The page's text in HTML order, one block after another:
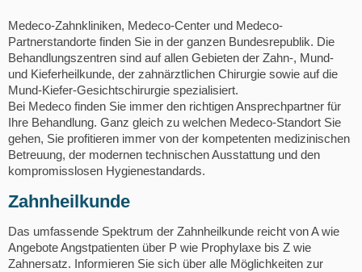
Medeco-Zahnkliniken, Medeco-Center und Medeco-
Partnerstandorte finden Sie in der ganzen Bundesrepublik. Die
Behandlungszentren sind auf allen Gebieten der Zahn-, Mund-
und Kieferheilkunde, der zahnärztlichen Chirurgie sowie auf die
Mund-Kiefer-Gesichtschirurgie spezialisiert.
Bei Medeco finden Sie immer den richtigen Ansprechpartner für
Ihre Behandlung. Ganz gleich zu welchen Medeco-Standort Sie
gehen, Sie profitieren immer von der kompetenten medizinischen
Betreuung, der modernen technischen Ausstattung und den
kompromisslosen Hygienestandards.
Zahnheilkunde
Das umfassende Spektrum der Zahnheilkunde reicht von A wie
Angebote Angstpatienten über P wie Prophylaxe bis Z wie
Zahnersatz. Informieren Sie sich über alle Möglichkeiten zur